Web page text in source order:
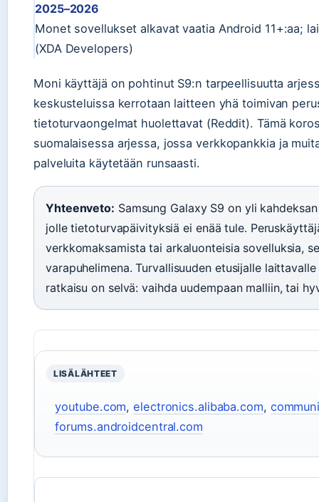
2025–2026
Monet sovellukset alkavat vaatia Android 11+:aa;
(XDA Developers)
Moni käyttäjä on pohtinut S9:n tarpeellisuutta
keskusteluissa kerrotaan laitteen yhä toimivan
tietoturvaongelmat huolettavat (Reddit). Tämä
suomalaisessa arjessa, jossa verkkopankkia ja
palveluita käytetään runsaasti.
Yhteenveto: Samsung Galaxy S9 on yli
jolle tietoturvapäivityksiä ei enää tule.
verkkomaksamista tai arkaluonteisia sovelluksia,
varapuhelimena. Turvallisuuden etusijalle
ratkaisu on selvä: vaihda uudempaan malliin, tai
LISÄLÄHTEET
youtube.com,electronics.alibaba.com,
forums.androidcentral.com